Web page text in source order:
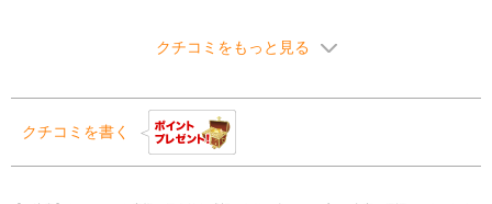
クチコミをもっと見る
クチコミを書く